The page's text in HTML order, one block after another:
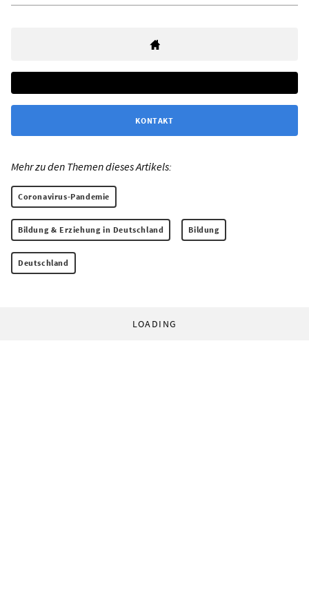
KONTAKT
Mehr zu den Themen dieses Artikels:
Coronavirus-Pandemie
Bildung & Erziehung in Deutschland Bildung
Deutschland
LOADING